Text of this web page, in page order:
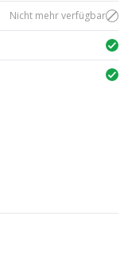
Nicht mehr verfügbar